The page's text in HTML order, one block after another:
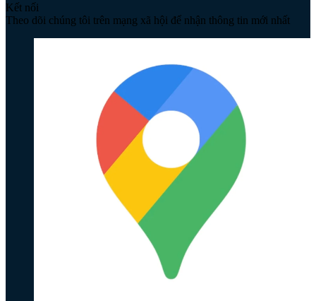
Kết nối
Theo dõi chúng tôi trên mạng xã hội để nhận thông tin mới nhất